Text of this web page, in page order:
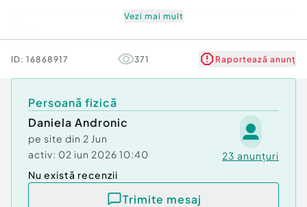
Confort:1
Tip imobil:Bloc de apartamente
Comision cumpărător:0%
Comfort 1
Vezi mai mult
ID: 16868917 371 Raportează anunț
Persoană fizică
Daniela Andronic
pe site din 2 Jun
activ: 02 iun 2026 10:40 23 anunțuri
Nu există recenzii
Trimite mesaj